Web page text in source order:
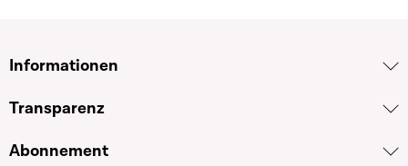
Informationen
Transparenz
Abonnement